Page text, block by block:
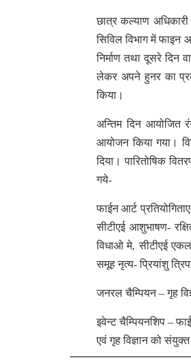
छात्र कल्याण
सिविल विभाग में फाइन
निर्माण तथा दूसरे दिन
लेकर अपने हुनर का
किया।
अन्तिम दिन आयोजित
आयोजन किया गया।
दिया। पारितोषिक
गये-
फाईन आर्ट
सीटीएई आशुभाषण-
विधाओ मे, सीटीएई
समूह नृत्य- प्रियांशु
जनरल चैम्पियन – गृह
इवेन्ट चैम्पियनशिप –
एवं गृह विज्ञान को